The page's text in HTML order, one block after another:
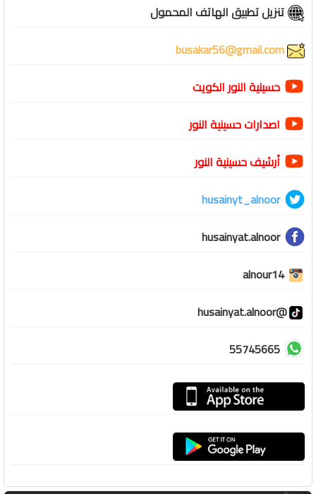
تنزيل تطبيق الهاتف المحمول
حسينية النور الكويت
اصدارات حسينية النور
أرشيف حسينية النور
husainyt_alnoor
husainyat.alnoor
alnour14
@husainyat.alnoor
55745665